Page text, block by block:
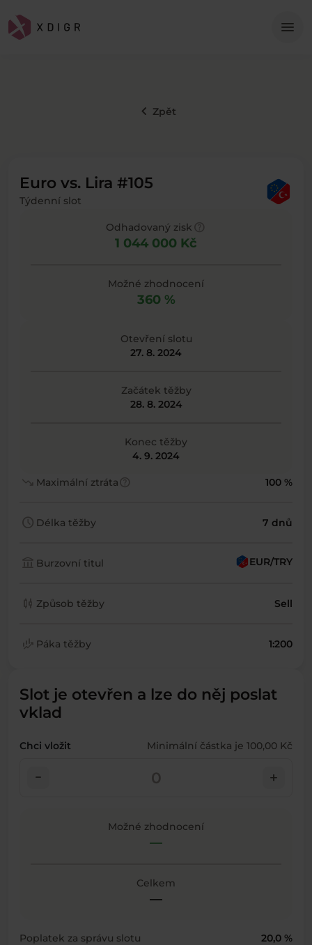
menu
keyboard_arrow_left Zpět
Euro vs. Lira #105
Týdenní slot
Odhadovaný zisk
1 044 000 Kč
Možné zhodnocení
360 %
Otevření slotu
27. 8. 2024
Začátek těžby
28. 8. 2024
Konec těžby
4. 9. 2024
trending_down Maximální ztrátahelp 100 %
schedule Délka těžby 7 dnů
account_balance Burzovní titul EUR/TRY
candlestick_chart Způsob těžby Sell
finance_mode Páka těžby 1:200
Slot je otevřen a lze do něj poslat
vklad
Chci vložit Minimální částka je 100,00 Kč
check_indeterminate_small add
Možné zhodnocení
—
Celkem
—
Poplatek za správu slotu
20,0 %